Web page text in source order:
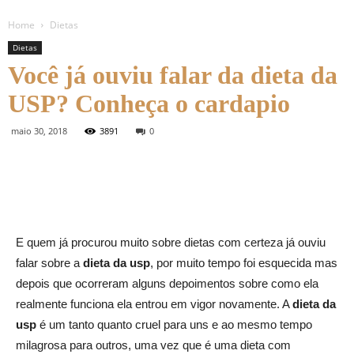
Home Dietas
Dietas
Você já ouviu falar da dieta da
USP? Conheça o cardapio
maio 30, 2018 3891 0
E quem já procurou muito sobre dietas com certeza já ouviu
falar sobre a dieta da usp, por muito tempo foi esquecida mas
depois que ocorreram alguns depoimentos sobre como ela
realmente funciona ela entrou em vigor novamente. Adieta da
usp é um tanto quanto cruel para uns e ao mesmo tempo
milagrosa para outros, uma vez que é uma dieta com